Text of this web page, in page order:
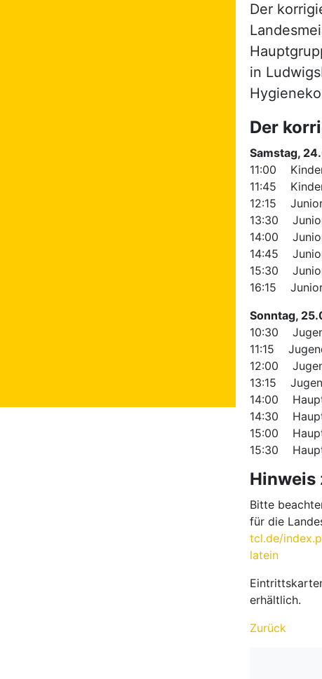
Der
in
Der
Samstag,
11:00
11:45
12:15
13:30
14:00
14:45
15:30
16:15
Sonntag,
10:30
11:15
12:00
13:15
14:00
14:30
15:00
15:30
Hinweis
Bitte
für die
tcl.de/
latein
erhältlich.
Zurück